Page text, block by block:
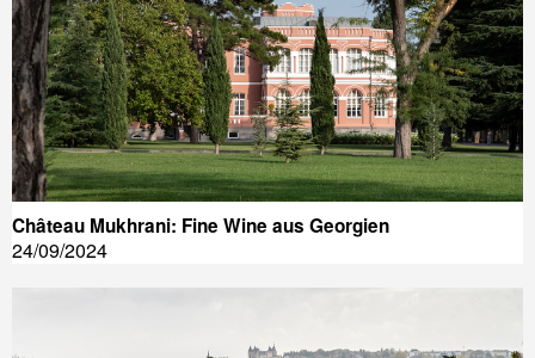
Château Mukhrani: Fine Wine aus Georgien
24/09/2024